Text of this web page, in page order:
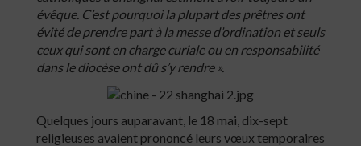
évêque. C’est pourquoi la plupart des prêtres ont
évité de prendre part à la messe d’ordination et seuls
ceux qui sont en charge curiale ou en responsabilité
dans le diocèse ont dû s’y rendre ».
Quelques jours auparavant, le 18 mai, dix-sept
religieuses avaient prononcé leurs vœux temporaires